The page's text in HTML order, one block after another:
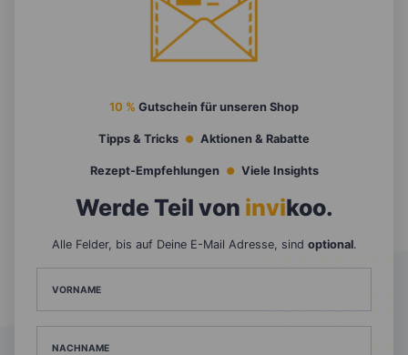
10 % Gutschein für unseren Shop
Tipps & Tricks Aktionen & Rabatte
Rezept-Empfehlungen Viele Insights
Werde Teil von invikoo.
Alle Felder, bis auf Deine E-Mail Adresse, sind optional.
VORNAME
NACHNAME